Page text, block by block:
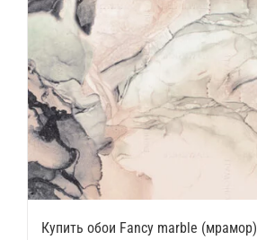
Купить обои Fancy marble (мрамор)